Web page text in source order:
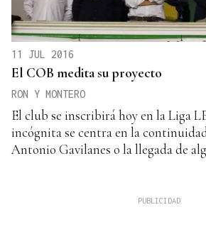
11 JUL 2016
El COB medita su proyecto
RON Y MONTERO
El club se inscribirá hoy en la Liga
incógnita se centra en la
Antonio Gavilanes o la llegada de